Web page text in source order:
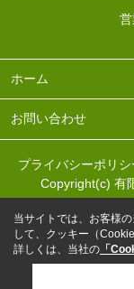
営
ホーム
お問い合わせ
プライバシーポリシ
Copyright(c) 有
当サイトでは、お客様
して、クッキー（
詳しくは、当社の 「